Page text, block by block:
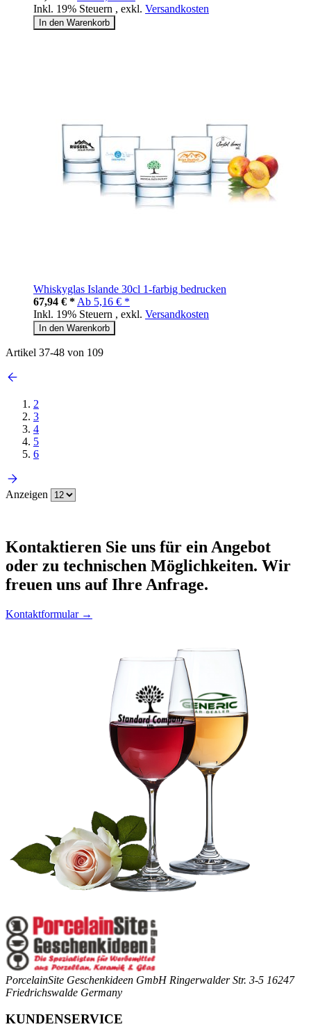
Inkl. 19% Steuern , exkl. Versandkosten
In den Warenkorb
Whiskyglas Islande 30cl 1-farbig bedrucken
67,94 € * Ab 5,16 € *
Inkl. 19% Steuern , exkl. Versandkosten
In den Warenkorb
Artikel 37-48 von 109
2
3
4
5
6
Anzeigen
Kontaktieren Sie uns für ein Angebot
oder zu technischen Möglichkeiten. Wir
freuen uns auf Ihre Anfrage.
Kontaktformular →
PorcelainSite Geschenkideen GmbH Ringerwalder Str. 3-5 16247
Friedrichswalde Germany
KUNDENSERVICE